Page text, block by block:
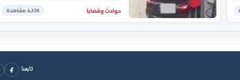
حوادث وقضايا 4,336 مشاهدة
تابعنا